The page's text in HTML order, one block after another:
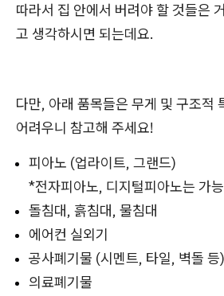
따라서 집 안에서 버려야 할 것들은
고 생각하시면 되는데요.
다만, 아래 품목들은 무게 및 구조적
어려우니 참고해 주세요!
피아노 (업라이트, 그랜드)
*전자피아노, 디지털피아노는 가
돌침대, 흙침대, 물침대
에어컨 실외기
공사폐기물 (시멘트, 타일, 벽돌 등)
의료폐기물